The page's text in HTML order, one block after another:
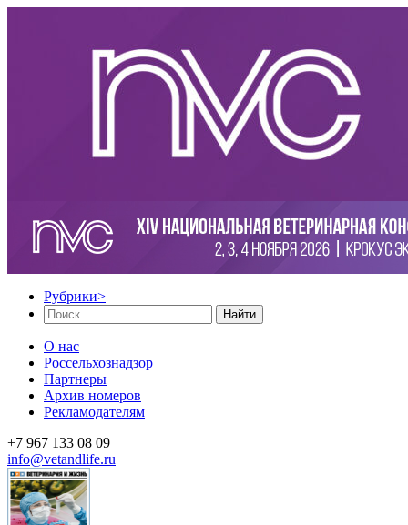
Рубрики>
Найти
О нас
Россельхознадзор
Партнеры
Архив номеров
Рекламодателям
+7 967 133 08 09
info@vetandlife.ru